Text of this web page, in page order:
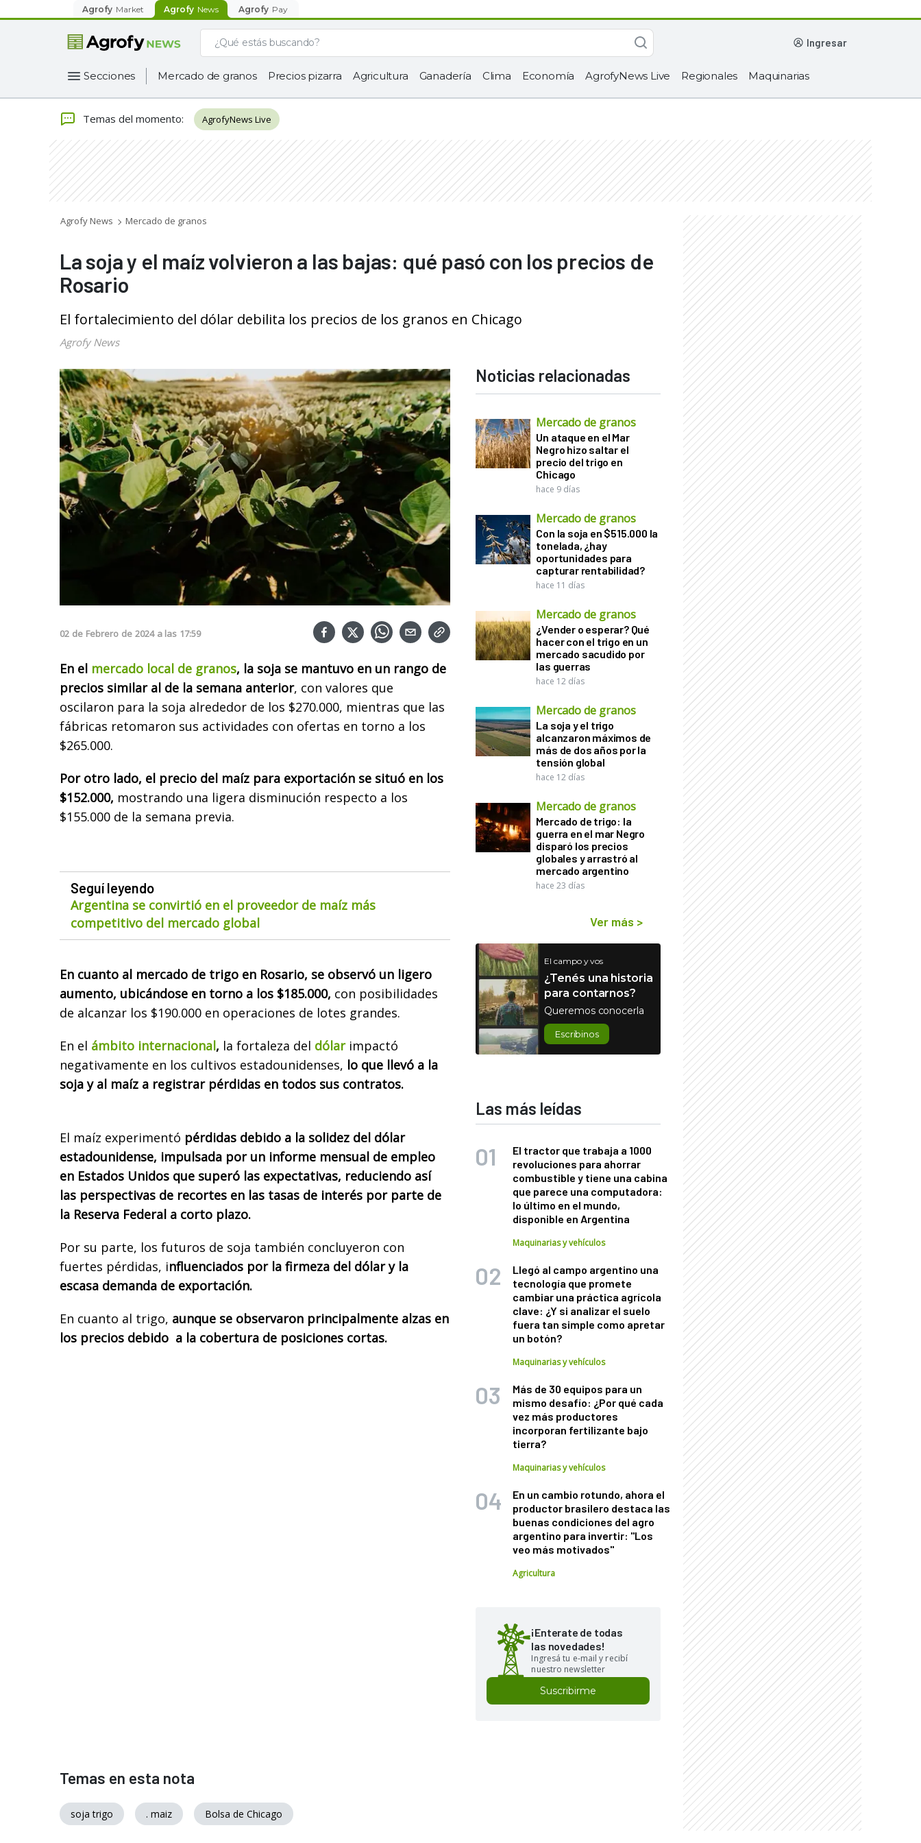
Agrofy Market Agrofy News Agrofy Pay
ingresar
Secciones Mercado de granos Precios pizarra Agricultura Ganadería Clima Economía AgrofyNews Live Regionales Maquinarias
Temas del momento: AgrofyNews Live
Agrofy News Mercado de granos
La soja y el maíz volvieron a las bajas: qué pasó con los precios de
Rosario
El fortalecimiento del dólar debilita los precios de los granos en Chicago
Agrofy News
02 de Febrero de 2024 a las 17:59
En el mercado local de granos, la soja se mantuvo en un rango de
precios similar al de la semana anterior, con valores que
oscilaron para la soja alrededor de los $270.000, mientras que las
fábricas retomaron sus actividades con ofertas en torno a los
$265.000.
Por otro lado, el precio del maíz para exportación se situó en los
$152.000, mostrando una ligera disminución respecto a los
$155.000 de la semana previa.
Seguí leyendo
Argentina se convirtió en el proveedor de maíz más
competitivo del mercado global
En cuanto al mercado de trigo en Rosario, se observó un ligero
aumento, ubicándose en torno a los $185.000, con posibilidades
de alcanzar los $190.000 en operaciones de lotes grandes.
En el ámbito internacional, la fortaleza del dólarimpactó
negativamente en los cultivos estadounidenses, lo que llevó a la
soja y al maíz a registrar pérdidas en todos sus contratos.
El maíz experimentó pérdidas debido a la solidez del dólar
estadounidense, impulsada por un informe mensual de empleo
en Estados Unidos que superó las expectativas, reduciendo así
las perspectivas de recortes en las tasas de interés por parte de
la Reserva Federal a corto plazo.
Por su parte, los futuros de soja también concluyeron con
fuertes pérdidas, influenciados por la firmeza del dólar y la
escasa demanda de exportación.
En cuanto al trigo, aunque se observaron principalmente alzas en
los precios debido a la cobertura de posiciones cortas.
Noticias relacionadas
Mercado de granos
Un ataque en el Mar
Negro hizo saltar el
precio del trigo en
Chicago
hace 9 días
Mercado de granos
Con la soja en $515.000 la
tonelada, ¿hay
oportunidades para
capturar rentabilidad?
hace 11 días
Mercado de granos
¿Vender o esperar? Qué
hacer con el trigo en un
mercado sacudido por
las guerras
hace 12 días
Mercado de granos
La soja y el trigo
alcanzaron máximos de
más de dos años por la
tensión global
hace 12 días
Mercado de granos
Mercado de trigo: la
guerra en el mar Negro
disparó los precios
globales y arrastró al
mercado argentino
hace 23 días
Ver más >
El campo y vos
¿Tenés una historia
para contarnos?
Queremos conocerla
Escribinos
Las más leídas
El tractor que trabaja a 1000
revoluciones para ahorrar
combustible y tiene una cabina
que parece una computadora:
lo último en el mundo,
disponible en Argentina
Maquinarias y vehículos
Llegó al campo argentino una
tecnología que promete
cambiar una práctica agrícola
clave: ¿Y si analizar el suelo
fuera tan simple como apretar
un botón?
Maquinarias y vehículos
Más de 30 equipos para un
mismo desafío: ¿Por qué cada
vez más productores
incorporan fertilizante bajo
tierra?
Maquinarias y vehículos
En un cambio rotundo, ahora el
productor brasilero destaca las
buenas condiciones del agro
argentino para invertir: "Los
veo más motivados"
Agricultura
¡Enterate de todas
las novedades!
Ingresá tu e-mail y recibí
nuestro newsletter
Suscribirme
Temas en esta nota
soja trigo . maiz Bolsa de Chicago